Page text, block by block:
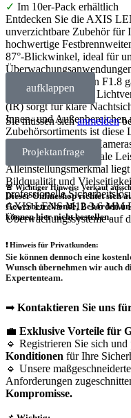
✓ Im 10er-Pack erhältlich
Entdecken Sie die AXIS
unverzichtbare Zubehör für
hochwertige
87°-Blickwinkel, ideal für
und einer Blende von F1.8
selbst bei schlechten
(IR) sorgt für klare
Innen- und
Zubehörsortiments ist diese
Integration mit Axis
Installation und optimale
Alleinstellungsmerkmal
Bildqualität und
professionelle
AXIS LENS M12 3.6 MM
Überwachungssysteme auf
aufklappen
Sie müssen sichanmelden
Projektanfrage
🚨 Wichtiger Hinweis: Verkauf
Dieser Onlineshop richtet sich
Gewerbetreibende, Behörden
können hier nicht bestellen.
❗Hinweis für Privatkunden:
Sie können dennoch eine
Wunsch übernehmen wir auch
Expertenteam.
➡ Kontaktieren Sie uns
💼 Exklusive Vorteile für
🔹 Registrieren Sie sich
Konditionen für Ihre
🔹 Unsere
Anforderungen
Kompromisse.